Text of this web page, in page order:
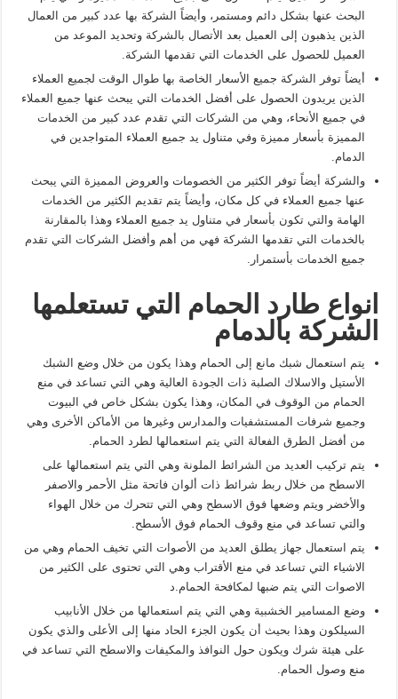
البحث عنها بشكل دائم ومستمر، وأيضاً الشركة بها عدد كبير من العمال
الذين يذهبون إلى العميل بعد الأتصال بالشركة وتحديد الموعد من
العميل للحصول على الخدمات التي تقدمها الشركة.
أيضاً توفر الشركة جميع الأسعار الخاصة بها طوال الوقت لجميع العملاء
الذين يريدون الحصول على أفضل الخدمات التي يبحث عنها جميع العملاء
في جميع الأنحاء، وهي من الشركات التي تقدم عدد كبير من الخدمات
المميزة بأسعار مميزة وفي متناول يد جميع العملاء المتواجدين في
الدمام.
والشركة أيضاً توفر الكثير من الخصومات والعروض المميزة التي يبحث
عنها جميع العملاء في كل مكان، وأيضاً يتم تقديم الكثير من الخدمات
الهامة والتي تكون بأسعار في متناول يد جميع العملاء وهذا بالمقارنة
بالخدمات التي تقدمها الشركة فهي من أهم وأفضل الشركات التي تقدم
جميع الخدمات بأستمرار.
انواع طارد الحمام التي تستعلمها
الشركة بالدمام
يتم استعمال شبك مانع إلى الحمام وهذا يكون من خلال وضع الشبك
الأستيل والاسلاك الصلبة ذات الجودة العالية وهي التي تساعد في منع
الحمام من الوقوف في المكان، وهذا يكون بشكل خاص في البيوت
وجميع شرفات المستشفيات والمدارس وغيرها من الأماكن الأخرى وهي
من أفضل الطرق الفعالة التي يتم استعمالها لطرد الحمام.
يتم تركيب العديد من الشرائط الملونة وهي التي يتم استعمالها على
الاسطح من خلال ربط شرائط ذات ألوان فاتحة مثل الأحمر والاصفر
والأخضر ويتم وضعها فوق الاسطح وهي التي تتحرك من خلال الهواء
والتي تساعد في منع وقوف الحمام فوق الأسطح.
يتم استعمال جهاز يطلق العديد من الأصوات التي تخيف الحمام وهي من
الاشياء التي تساعد في منع الأقتراب وهي التي تحتوى على الكثير من
الاصوات التي يتم ضبها لمكافحة الحمام.د
وضع المسامير الخشبية وهي التي يتم استعمالها من خلال الأنابيب
السيلكون وهذا بحيث أن يكون الجزء الحاد منها إلى الأعلى والذي يكون
على هيئة شرك ويكون حول النوافذ والمكيفات والاسطح التي تساعد في
منع وصول الحمام.